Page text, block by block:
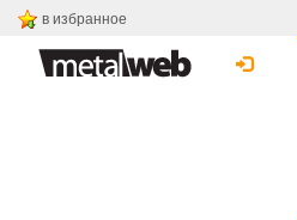
в избранное